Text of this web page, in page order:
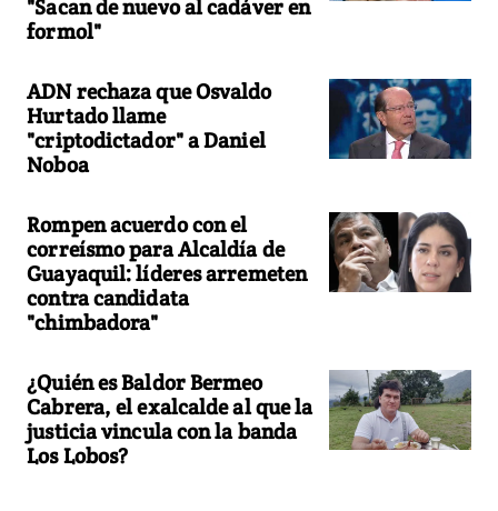
"Sacan de nuevo al cadáver en
formol"
ADN rechaza que Osvaldo
Hurtado llame
"criptodictador" a Daniel
Noboa
Rompen acuerdo con el
correísmo para Alcaldía de
Guayaquil: líderes arremeten
contra candidata
"chimbadora"
¿Quién es Baldor Bermeo
Cabrera, el exalcalde al que la
justicia vincula con la banda
Los Lobos?